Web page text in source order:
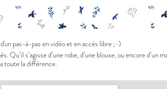
pas-à-pas en vidéo et en accès libre ;-)
s’agisse d’une robe, d’une blouse, ou encore d’un
toute la différence.